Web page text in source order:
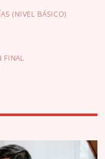
(NIVEL BÁSICO)
FINAL